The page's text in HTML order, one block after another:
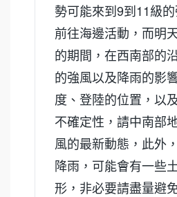
勢可能來到9到11級
前往海邊活動，而明
的期間，在西南部的
的強風以及降雨的影
度、登陸的位置，以
不確定性，請中南部
風的最新動態，此外
降雨，可能會有一些
形，非必要請盡量避